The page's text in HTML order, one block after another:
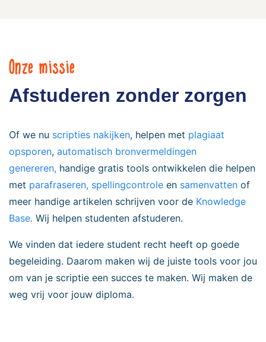
Onze missie
Afstuderen zonder zorgen
Of we nu scripties nakijken, helpen met plagiaat
opsporen, automatisch bronvermeldingen
genereren, handige gratis tools ontwikkelen die helpen
met parafraseren, spellingcontrole en samenvatten of
meer handige artikelen schrijven voor de Knowledge
Base. Wij helpen studenten afstuderen.
We vinden dat iedere student recht heeft op goede
begeleiding. Daarom maken wij de juiste tools voor jou
om van je scriptie een succes te maken. Wij maken de
weg vrij voor jouw diploma.